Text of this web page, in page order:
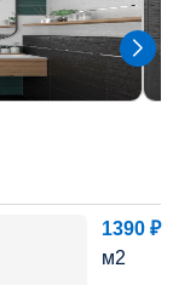
1390 ₽
м2